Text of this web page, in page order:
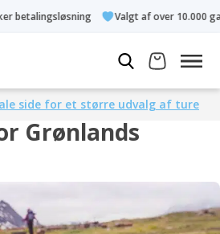
betalingsløsning Valgt af over 10.000
side for et større udvalg af ture
Grønlands